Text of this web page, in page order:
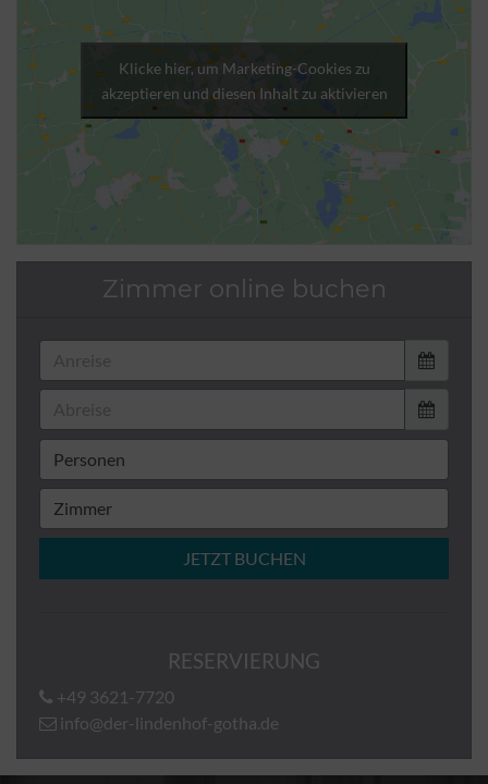
Klicke hier, um Marketing-Cookies zu
akzeptieren und diesen Inhalt zu aktivieren
Zimmer online buchen
JETZT BUCHEN
RESERVIERUNG
+49 3621-7720
info@der-lindenhof-gotha.de